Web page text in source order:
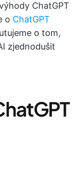
ChatGPT
o ChatGPT
o tom,
zjednodušit